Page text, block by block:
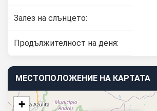
Залез на слънцето:
Продължителност на деня:
МЕСТОПОЛОЖЕНИЕ НА КАРТАТА
+